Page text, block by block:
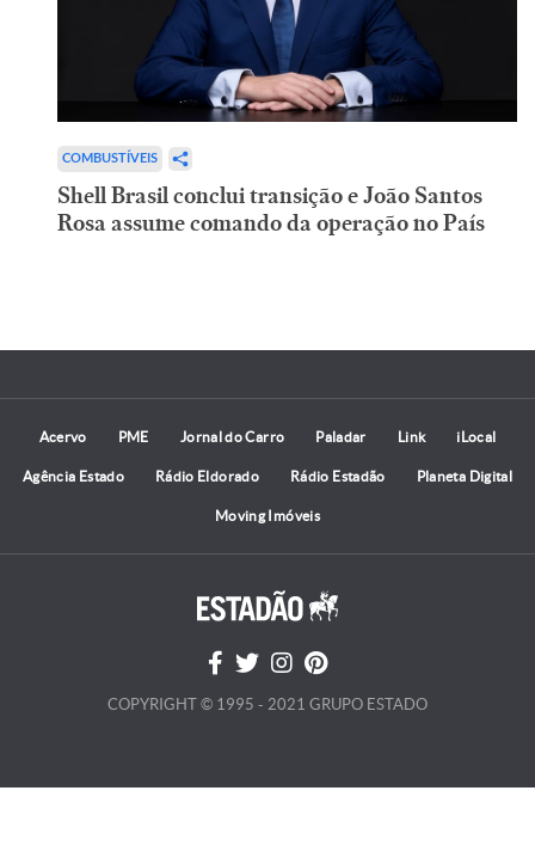
COMBUSTÍVEIS
Shell Brasil conclui transição e João Santos
Rosa assume comando da operação no País
Acervo PME Jornal do Carro Paladar Link iLocal
Agência Estado Rádio Eldorado Rádio Estadão Planeta Digital
Moving Imóveis
COPYRIGHT © 1995 - 2021 GRUPO ESTADO